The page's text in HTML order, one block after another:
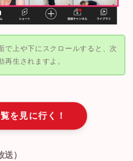
で上や下にスクロールすると、次
再生されますよ。
を見に行く！
）